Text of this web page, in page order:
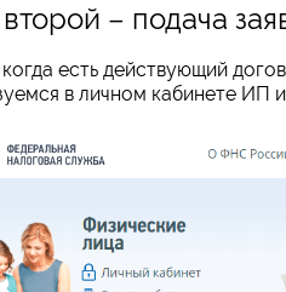
– подача
когда есть действующий
в личном кабинете